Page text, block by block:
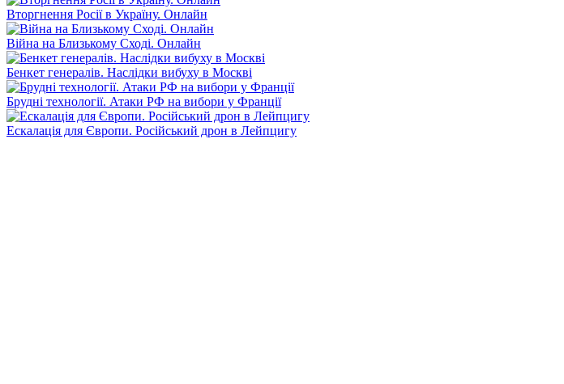
Вторгнення Росії в Україну. Онлайн
Війна на Близькому Сході. Онлайн
Бенкет генералів. Наслідки вибуху в Москві
Брудні технології. Атаки РФ на вибори у Франції
Ескалація для Європи. Російський дрон в Лейпцигу